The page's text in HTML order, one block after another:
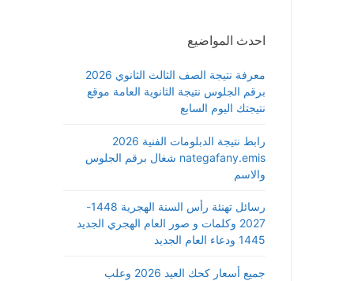
احدث المواضيع
معرفة نتيجة الصف الثالث الثانوي 2026
برقم الجلوس نتيجة الثانوية العامة موقع
نتيجتك اليوم السابع
رابط نتيجة الدبلومات الفنية 2026
nategafany.emis شغال برقم الجلوس
والاسم
رسائل تهنئة رأس السنة الهجرية 1448-
2027 وكلمات و صور العام الهجري الجديد
1445 ودعاء العام الجديد
جميع أسعار كحك العيد 2026 وعلب